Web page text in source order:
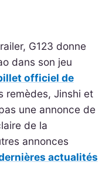
G123 donne
dans son jeu
officiel de
remèdes, Jinshi et
une annonce de
de la
annonces
actualités